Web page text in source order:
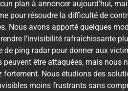
plan à annoncer aujourd’hui,
pour résoudre la difficulté de
Nous avons apporté quelques
l’invisibilité rafraîchissante
de ping radar pour donner aux
peuvent être attaquées, mais nous
fortement. Nous étudions des
moins frustrants sans